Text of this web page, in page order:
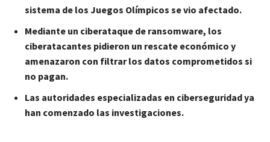
sistema de los Juegos Olímpicos se vio afectado.
Mediante un ciberataque de ransomware, los
ciberatacantes pidieron un rescate económico y
amenazaron con filtrar los datos comprometidos si
no pagan.
Las autoridades especializadas en ciberseguridad ya
han comenzado las investigaciones.